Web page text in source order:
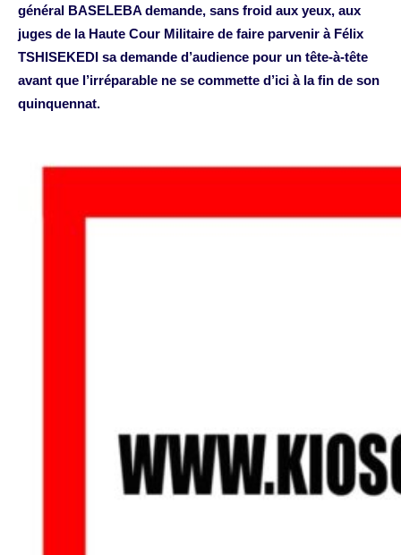
général BASELEBA demande, sans froid aux yeux, aux
juges de la Haute Cour Militaire de faire parvenir à Félix
TSHISEKEDI sa demande d’audience pour un tête-à-tête
avant que l’irréparable ne se commette d’ici à la fin de son
quinquennat.